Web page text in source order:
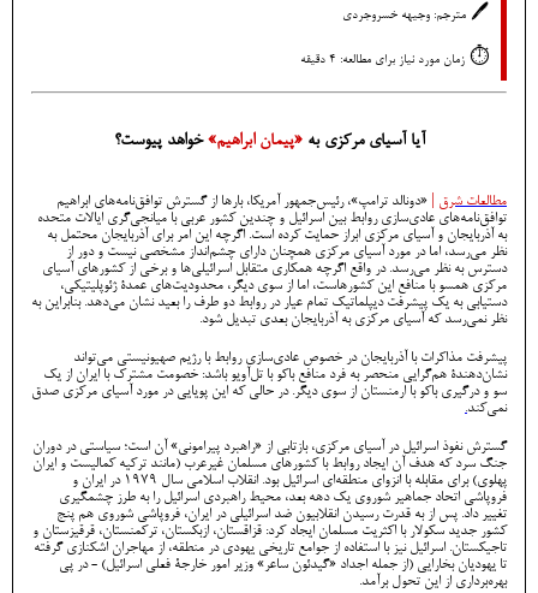
🖊️ مترجم: وجیهه خسروجردی
⏱️ زمان مورد نیاز برای مطالعه: 4 دقیقه
آیا آسیای مرکزی به«پیمان ابراهیم»خواهد پیوست؟
مطالعات شرق
«دونالد ترامپ»، رئیس‌جمهور آمریکا، بارها از گسترش توافق‌نامه‌های ابراهیم
توافق‌نامه‌های عادی‌سازی روابط بین اسرائیل و چندین کشور عربی با میانجی‌گری ایالات متحده
به آذربایجان و آسیای مرکزی ابراز حمایت کرده است. اگرچه این امر برای آذربایجان محتمل به
نظر می‌رسد، اما در مورد آسیای مرکزی همچنان دارای چشم‌انداز مشخصی نیست و دور از
دسترس به نظر می‌رسد. در واقع اگرچه همکاری متقابل اسرائیلی‌ها و برخی از کشورهای آسیای
مرکزی همسو با منافع این کشورهاست، اما از سوی دیگر، محدودیت‌های عمدۀ ژئوپلیتیکی،
دستیابی به یک پیشرفت دیپلماتیک تمام عیار در روابط دو طرف را بعید نشان می‌‌دهد. بنابراین به
نظر نمی‌رسد که آسیای مرکزی به آذربایجان بعدی تبدیل شود.
پیشرفت مذاکرات با آذربایجان در خصوص عادی‌سازی روابط با رژیم صهیونیستی می‌تواند
نشان‌دهندۀ هم‌گرایی منحصر به فرد منافع باکو با تل‌آویو باشد: خصومت مشترک با ایران از یک
سو و درگیری باکو با ارمنستان از سوی دیگر. در حالی که این پویایی در مورد آسیای مرکزی صدق
نمی‌کند.
گسترش نفوذ اسرائیل در آسیای مرکزی، بازتابی از «راهبرد پیرامونی» آن است؛ سیاستی در دوران
جنگ سرد که هدف آن ایجاد روابط با کشورهای مسلمان غیرعرب (مانند ترکیه کمالیست و ایران
پهلوی) برای مقابله با انزوای منطقه‌ای اسرائیل بود. انقلاب اسلامی سال ۱۹۷۹ در ایران و
فروپاشی اتحاد جماهیر شوروی یک دهه بعد، محیط راهبردی اسرائیل را به طرز چشمگیری
تغییر داد. پس از به قدرت رسیدن انقلابیون ضد اسرائیلی در ایران، فروپاشی شوروی هم پنج
کشور جدید سکولار با اکثریت مسلمان ایجاد کرد: قزاقستان، ازبکستان، ترکمنستان، قرقیزستان و
تاجیکستان. اسرائیل نیز با استفاده از جوامع تاریخی یهودی در منطقه، از مهاجران اشکنازی گرفته
تا یهودیان بخارایی (از جمله اجداد «گیدئون ساعر» وزیر امور خارجۀ فعلی اسرائیل) - در پی
بهره‌برداری از این تحول برآمد.